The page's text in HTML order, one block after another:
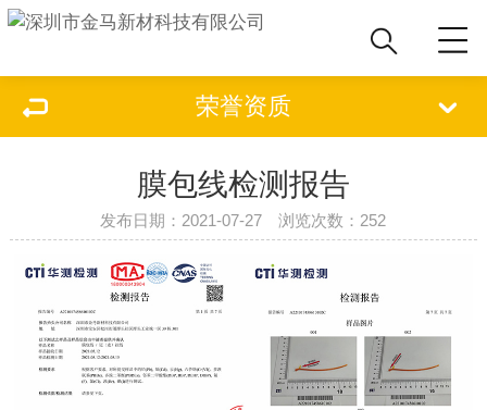
荣誉资质
膜包线检测报告
发布日期：2021-07-27 浏览次数： 252